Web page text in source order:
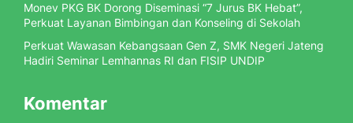
Monev PKG BK Dorong Diseminasi “7 Jurus BK Hebat”,
Perkuat Layanan Bimbingan dan Konseling di Sekolah
Perkuat Wawasan Kebangsaan Gen Z, SMK Negeri Jateng
Hadiri Seminar Lemhannas RI dan FISIP UNDIP
Komentar